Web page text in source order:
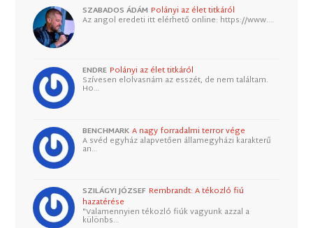
SZABADOS ÁDÁM Polányi az élet titkáról
Az angol eredeti itt elérhető online: https://www.…
ENDRE Polányi az élet titkáról
Szívesen elolvasnám az esszét, de nem találtam.
Ho…
BENCHMARK A nagy forradalmi terror vége
A svéd egyház alapvetően államegyházi karakterű
an…
SZILÁGYI JÓZSEF Rembrandt: A tékozló fiú
hazatérése
"Valamennyien tékozló fiúk vagyunk azzal a
különbs…